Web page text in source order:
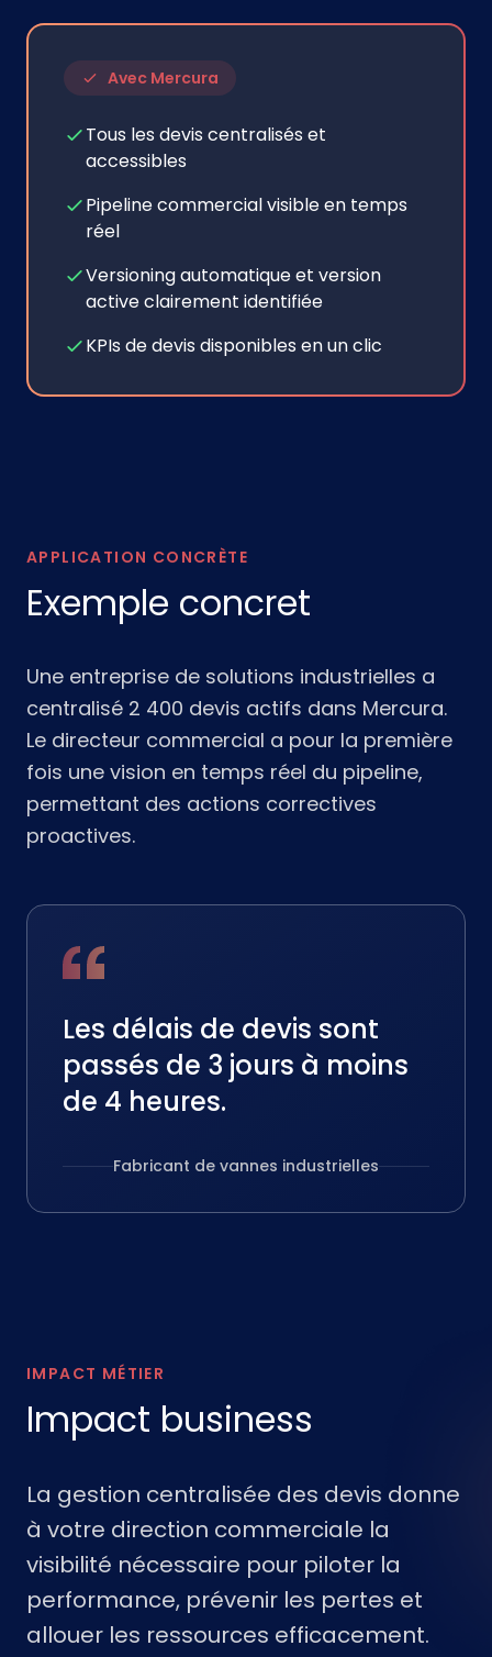
Avec Mercura
Tous les devis centralisés et
accessibles
Pipeline commercial visible en temps
réel
Versioning automatique et version
active clairement identifiée
KPIs de devis disponibles en un clic
APPLICATION CONCRÈTE
Exemple concret
Une entreprise de solutions industrielles a
centralisé 2 400 devis actifs dans Mercura.
Le directeur commercial a pour la première
fois une vision en temps réel du pipeline,
permettant des actions correctives
proactives.
Les délais de devis sont
passés de 3 jours à moins
de 4 heures.
Fabricant de vannes industrielles
IMPACT MÉTIER
Impact business
La gestion centralisée des devis donne
à votre direction commerciale la
visibilité nécessaire pour piloter la
performance, prévenir les pertes et
allouer les ressources efficacement.